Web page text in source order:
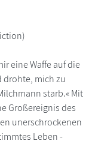
eine Waffe auf die
drohte, mich zu
starb.« Mit
Großereignis des
unerschrockenen
Leben -